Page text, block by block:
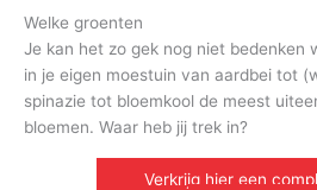
Welke groenten
Je kan het zo gek nog niet bedenken
in je eigen moestuin van aardbei tot
spinazie tot bloemkool de meest
bloemen. Waar heb jij trek in?
Verkrijg hier een